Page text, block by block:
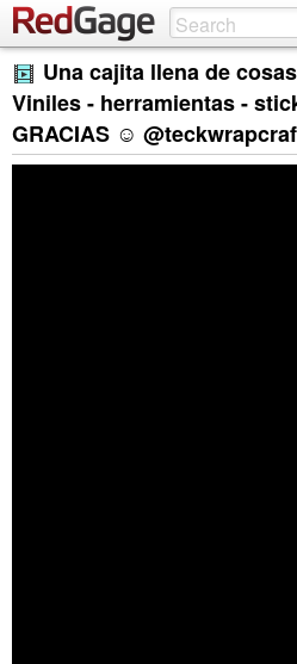
Una cajita llena de
Viniles - herramientas -
GRACIAS ☺️